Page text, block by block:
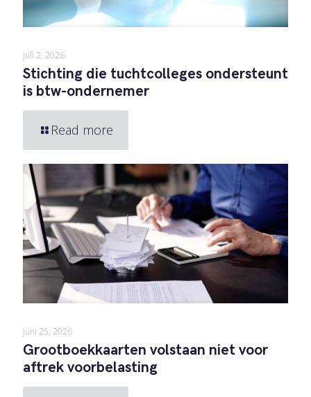
juli 2, 2026
Stichting die tuchtcolleges ondersteunt
is btw-ondernemer
Read more
juni 25, 2026
Grootboekkaarten volstaan niet voor
aftrek voorbelasting